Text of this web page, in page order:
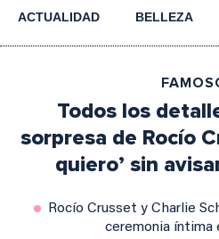
ACTUALIDAD BELLEZA
Todos los
sorpresa de Rocío
quiero’ sin
Rocío Crusset y Charlie
ceremonia íntima